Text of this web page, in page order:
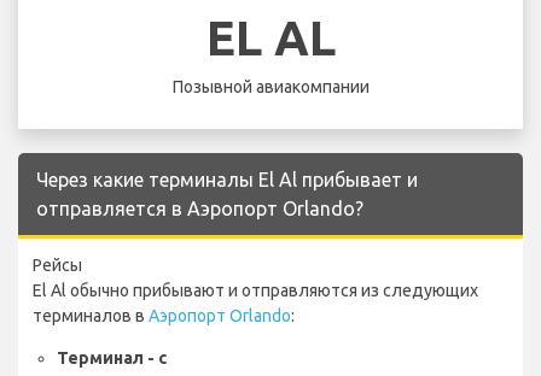
EL AL
Позывной авиакомпании
Через какие терминалы El Al прибывает и
отправляется в Аэропорт Orlando?
Рейсы
El Al обычно прибывают и отправляются из следующих
терминалов в Аэропорт Orlando:
Терминал - c